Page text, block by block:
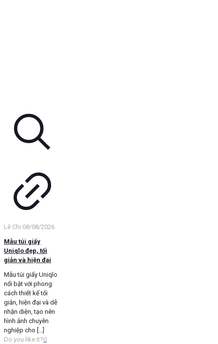
Lê Chi 08/08/2026
Mẫu túi giấy
Uniqlo đẹp, tối
giản và hiện đại
Mẫu túi giấy Uniqlo
nổi bật với phong
cách thiết kế tối
giản, hiện đại và dễ
nhận diện, tạo nên
hình ảnh chuyên
nghiệp cho […]
Do you like it?0